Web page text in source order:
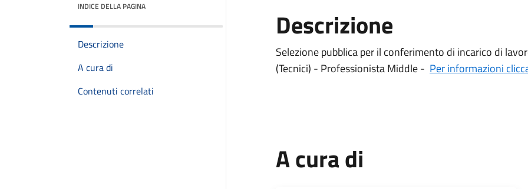
INDICE DELLA PAGINA
Descrizione
A cura di
Contenuti correlati
Descrizione
Selezione pubblica per il conferimento di incarico di
(Tecnici) - Professionista Middle - Per informazioni
A cura di